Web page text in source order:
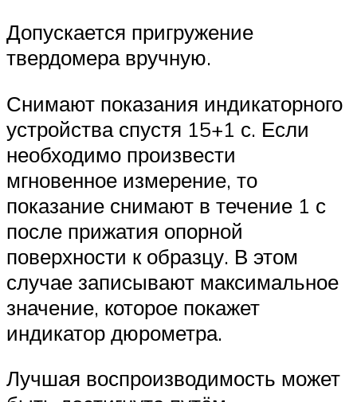
Допускается пригружение
твердомера вручную.
Снимают показания индикаторного
устройства спустя 15+1 с. Если
необходимо произвести
мгновенное измерение, то
показание снимают в течение 1 с
после прижатия опорной
поверхности к образцу. В этом
случае записывают максимальное
значение, которое покажет
индикатор дюрометра.
Лучшая воспроизводимость может